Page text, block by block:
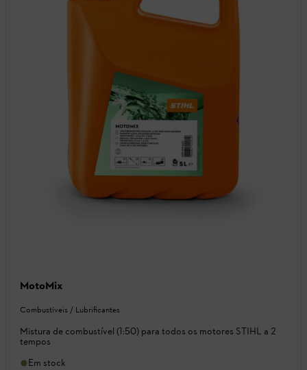
MotoMix
Combustíveis / Lubrificantes
Mistura de combustível (1:50) para todos os motores STIHL a 2
tempos
Em stock